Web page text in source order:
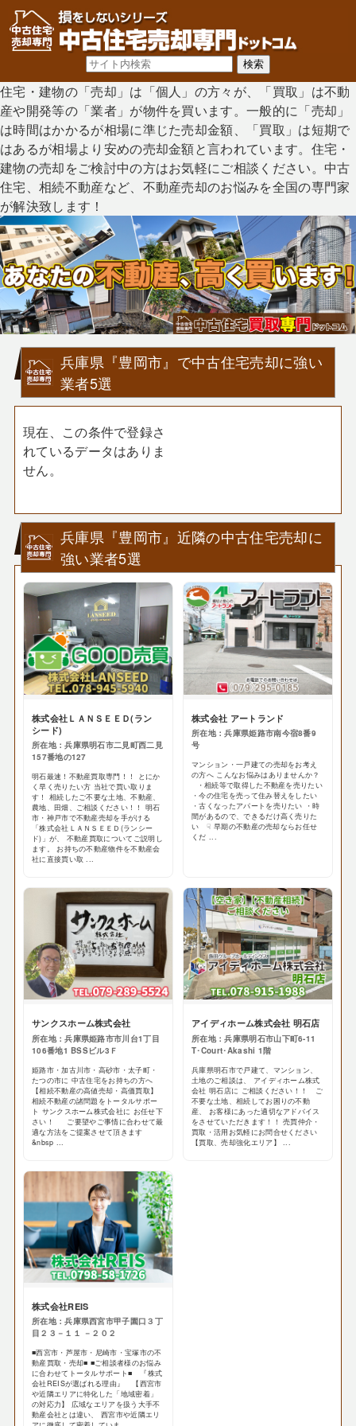
住宅・建物の「売却」は「個人」の方々が、「買取」は不動
産や開発等の「業者」が物件を買います。一般的に「売却」
は時間はかかるが相場に準じた売却金額、「買取」は短期で
はあるが相場より安めの売却金額と言われています。住宅・
建物の売却をご検討中の方はお気軽にご相談ください。中古
住宅、相続不動産など、不動産売却のお悩みを全国の専門家
が解決致します！
兵庫県『豊岡市』で中古住宅売却に強い
業者5選
現在、この条件で登録さ
れているデータはありま
せん。
兵庫県『豊岡市』近隣の中古住宅売却に
強い業者5選
株式会社ＬＡＮＳＥＥＤ(ラン
シード)
所在地：兵庫県明石市二見町西二見
157番地の127
明石最速！不動産買取専門！！ とにか
く早く売りたい方 当社で買い取りま
す！ 相続したご不要な土地、不動産、
農地、田畑、ご相談ください！！ 明石
市・神戸市で不動産売却を手がける
「株式会社ＬＡＮＳＥＥＤ(ランシー
ド)」が、 不動産買取についてご説明し
ます。 お持ちの不動産物件を不動産会
社に直接買い取 ...
株式会社 アートランド
所在地：兵庫県姫路市南今宿8番9
号
マンション・一戸建ての売却をお考え
の方へ こんなお悩みはありませんか？
・相続等で取得した不動産を売りたい
・今の住宅を売って住み替えをしたい
・古くなったアパートを売りたい ・時
間があるので、できるだけ高く売りた
い ☟ 早期の不動産の売却ならお任せ
くだ ...
サンクスホーム株式会社
所在地：兵庫県姫路市市川台1丁目
106番地1 BSSビル3Ｆ
姫路市・加古川市・高砂市・太子町・
たつの市に 中古住宅をお持ちの方へ
【相続不動産の高値売却・高価買取】
相続不動産の諸問題をトータルサポー
ト サンクスホーム株式会社に お任せ下
さい！ ご要望やご事情に合わせて最
適な方法をご提案させて頂きます
&nbsp ...
アイディホーム株式会社 明石店
所在地：兵庫県明石市山下町6-11
T･Court･Akashi 1階
兵庫県明石市で戸建て、マンション、
土地のご相談は、 アイディホーム株式
会社 明石店に ご相談ください！！ ご
不要な土地、相続してお困りの不動
産、 お客様にあった適切なアドバイス
をさせていただきます！！ 売買仲介・
買取・活用お気軽にお問合せください
【買取、売却強化エリア】 ...
株式会社REIS
所在地：兵庫県西宮市甲子園口３丁
目２３－１１ －２０２
■西宮市・芦屋市・尼崎市・宝塚市の不
動産買取・売却■ ■ご相談者様のお悩み
に合わせてトータルサポート■ 『株式
会社REISが選ばれる理由』 【西宮市
や近隣エリアに特化した「地域密着」
の対応力】 広域なエリアを扱う大手不
動産会社とは違い、 西宮市や近隣エリ